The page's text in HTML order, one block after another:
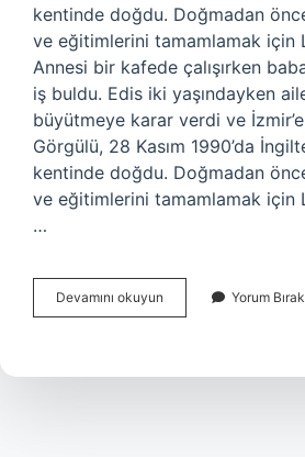
kentinde doğdu. Doğmadan
ve eğitimlerini tamamlamak için
Annesi bir kafede çalışırken
iş buldu. Edis iki yaşındayken
büyütmeye karar verdi ve İzmir’e
Görgülü, 28 Kasım 1990’da
kentinde doğdu. Doğmadan
ve eğitimlerini tamamlamak için
…
Devamını okuyun
Kime
Yorum Bırak